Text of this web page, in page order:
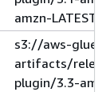
amzn-
s3://aws-glue-
artifacts/
plugin/3.3-